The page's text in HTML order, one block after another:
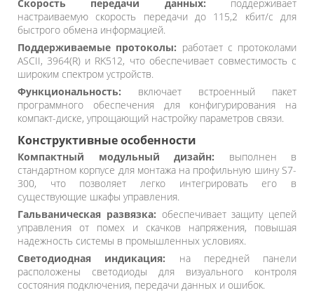
Скорость передачи данных: поддерживает
настраиваемую скорость передачи до 115,2 кбит/с для
быстрого обмена информацией.
Поддерживаемые протоколы: работает с протоколами
ASCII, 3964(R) и RK512, что обеспечивает совместимость с
широким спектром устройств.
Функциональность: включает встроенный пакет
программного обеспечения для конфигурирования на
компакт-диске, упрощающий настройку параметров связи.
Конструктивные особенности
Компактный модульный дизайн: выполнен в
стандартном корпусе для монтажа на профильную шину S7-
300, что позволяет легко интегрировать его в
существующие шкафы управления.
Гальваническая развязка: обеспечивает защиту цепей
управления от помех и скачков напряжения, повышая
надежность системы в промышленных условиях.
Светодиодная индикация: на передней панели
расположены светодиоды для визуального контроля
состояния подключения, передачи данных и ошибок.